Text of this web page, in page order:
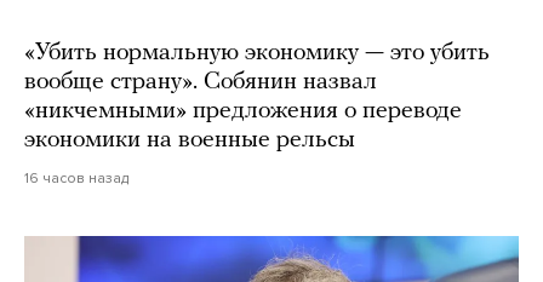
«Убить нормальную экономику — это убить
вообще страну». Собянин назвал
«никчемными» предложения о переводе
экономики на военные рельсы
16 часов назад